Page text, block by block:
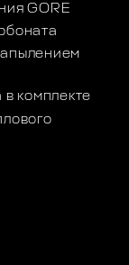
GORE
комплекте